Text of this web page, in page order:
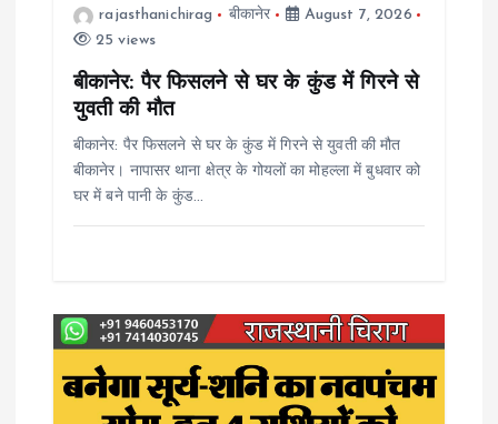
rajasthanichirag बीकानेर
August 7, 2026
25 views
बीकानेर: पैर फिसलने से घर के कुंड में गिरने से
युवती की मौत
बीकानेर: पैर फिसलने से घर के कुंड में गिरने से युवती की मौत
बीकानेर। नापासर थाना क्षेत्र के गोयलों का मोहल्ला में बुधवार को
घर में बने पानी के कुंड…